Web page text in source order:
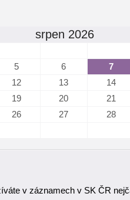
srpen 2026
5 6
7
12 13
14
19 20
21
26 27
28
v záznamech v SK ČR